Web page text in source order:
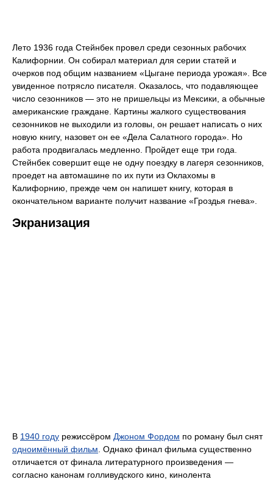
Лето 1936 года Стейнбек провел среди сезонных рабочих
Калифорнии. Он собирал материал для серии статей и
очерков под общим названием «Цыгане периода урожая». Все
увиденное потрясло писателя. Оказалось, что подавляющее
число сезонников — это не пришельцы из Мексики, а обычные
американские граждане. Картины жалкого существования
сезонников не выходили из головы, он решает написать о них
новую книгу, назовет он ее «Дела Салатного города». Но
работа продвигалась медленно. Пройдет еще три года.
Стейнбек совершит еще не одну поездку в лагеря сезонников,
проедет на автомашине по их пути из Оклахомы в
Калифорнию, прежде чем он напишет книгу, которая в
окончательном варианте получит название «Гроздья гнева».
Экранизация
В 1940 году режиссёром Джоном Фордом по роману был снят
одноимённый фильм. Однако финал фильма существенно
отличается от финала литературного произведения —
согласно канонам голливудского кино, кинолента